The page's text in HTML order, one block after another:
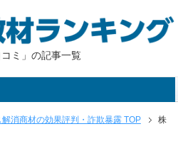
ミ」の記事一覧
消商材の効果評判・詐欺暴露 TOP
株